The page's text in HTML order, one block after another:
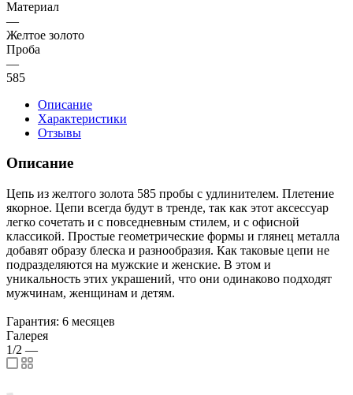
Материал
—
Желтое золото
Проба
—
585
Описание
Характеристики
Отзывы
Описание
Цепь из желтого золота 585 пробы с удлинителем. Плетение
якорное. Цепи всегда будут в тренде, так как этот аксессуар
легко сочетать и с повседневным стилем, и с офисной
классикой. Простые геометрические формы и глянец металла
добавят образу блеска и разнообразия. Как таковые цепи не
подразделяются на мужские и женские. В этом и
уникальность этих украшений, что они одинаково подходят
мужчинам, женщинам и детям.
Гарантия: 6 месяцев
Галерея
1/2 —